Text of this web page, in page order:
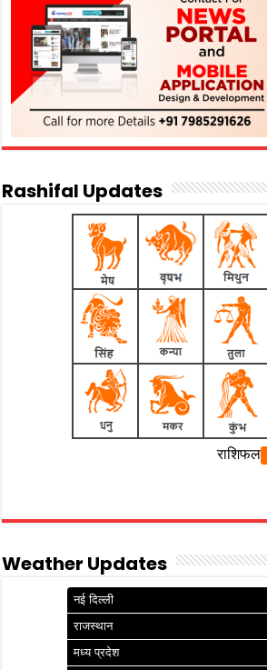
Rashifal Updates
Weather Updates
नई दिल्ली
राजस्थान
मध्य प्रदेश